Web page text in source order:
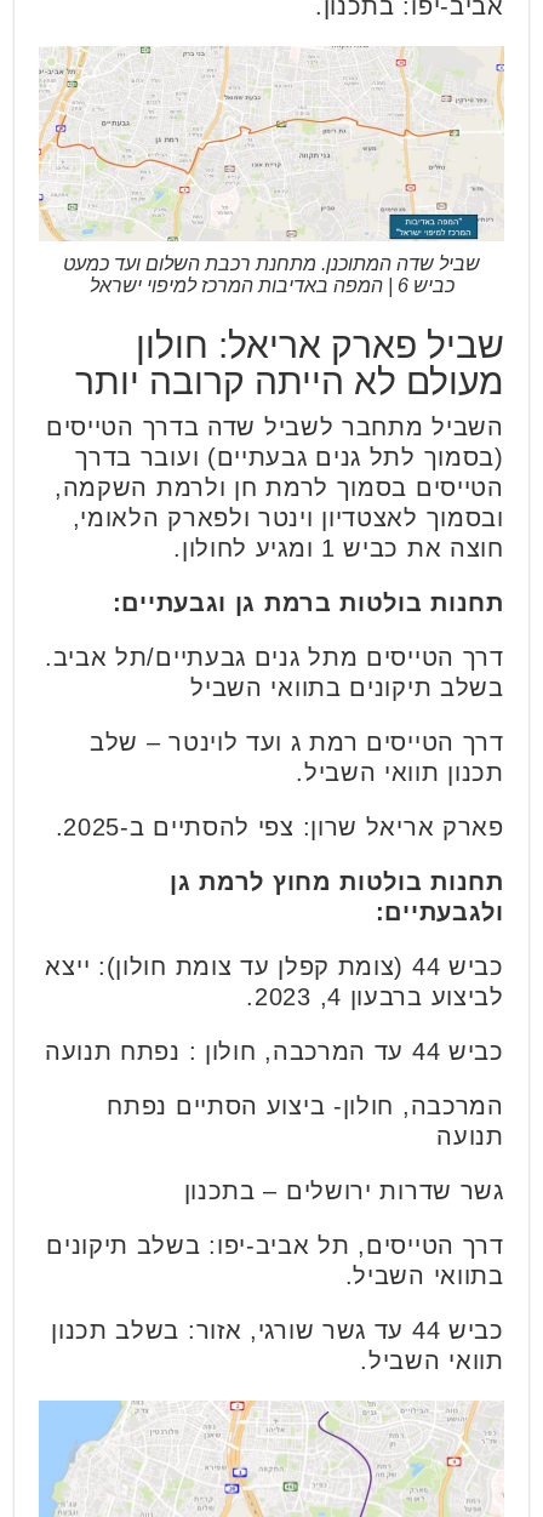
אביב-יפו: בתכנון.
שביל שדה המתוכנן. מתחנת רכבת השלום ועד כמעט
כביש 6 | המפה באדיבות המרכז למיפוי ישראל
שביל פארק אריאל: חולון
מעולם לא הייתה קרובה יותר
השביל מתחבר לשביל שדה בדרך הטייסים
(בסמוך לתל גנים גבעתיים) ועובר בדרך
הטייסים בסמוך לרמת חן ולרמת השקמה,
ובסמוך לאצטדיון וינטר ולפארק הלאומי,
חוצה את כביש 1 ומגיע לחולון.
תחנות בולטות ברמת גן וגבעתיים:
דרך הטייסים מתל גנים גבעתיים/תל אביב.
בשלב תיקונים בתוואי השביל
דרך הטייסים רמת ג ועד לוינטר – שלב
תכנון תוואי השביל.
פארק אריאל שרון: צפי להסתיים ב-2025.
תחנות בולטות מחוץ לרמת גן
ולגבעתיים:
כביש 44 (צומת קפלן עד צומת חולון): ייצא
לביצוע ברבעון 4, 2023.
כביש 44 עד המרכבה, חולון : נפתח תנועה
המרכבה, חולון- ביצוע הסתיים נפתח
תנועה
גשר שדרות ירושלים – בתכנון
דרך הטייסים, תל אביב-יפו: בשלב תיקונים
בתוואי השביל.
כביש 44 עד גשר שורגי, אזור: בשלב תכנון
תוואי השביל.